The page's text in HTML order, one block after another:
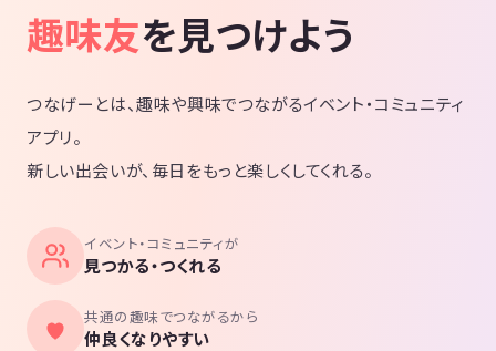
趣味友を見つけよう
つなげーとは、趣味や興味でつながるイベント・コミュニティ
アプリ。
新しい出会いが、毎日をもっと楽しくしてくれる。
イベント・コミュニティが
見つかる・つくれる
共通の趣味でつながるから
仲良くなりやすい